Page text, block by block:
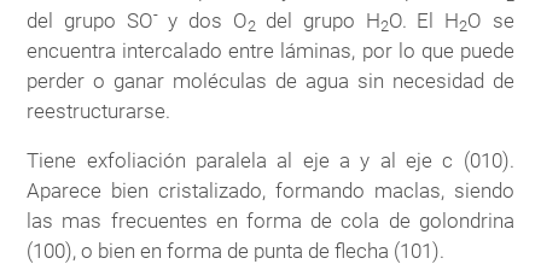
del grupo SO-y dos O2del grupo H2O. El H2O se
encuentra intercalado entre láminas, por lo que puede
perder o ganar moléculas de agua sin necesidad de
reestructurarse.
Tiene exfoliación paralela al eje a y al eje c (010).
Aparece bien cristalizado, formando maclas, siendo
las mas frecuentes en forma de cola de golondrina
(100), o bien en forma de punta de flecha (101).